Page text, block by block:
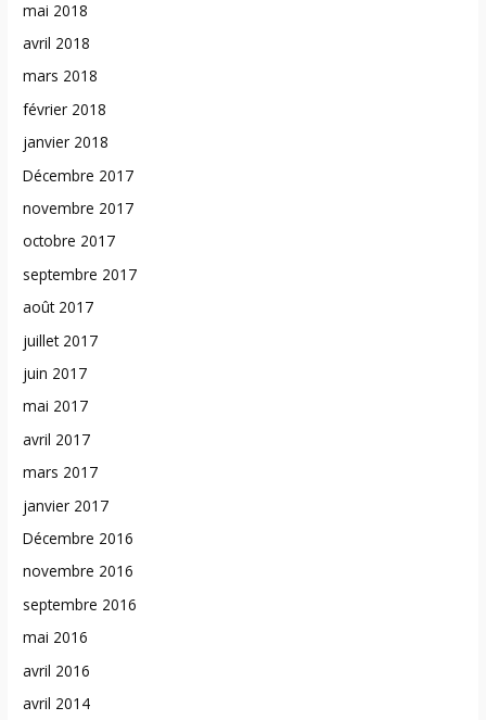
mai 2018
avril 2018
mars 2018
février 2018
janvier 2018
Décembre 2017
novembre 2017
octobre 2017
septembre 2017
août 2017
juillet 2017
juin 2017
mai 2017
avril 2017
mars 2017
janvier 2017
Décembre 2016
novembre 2016
septembre 2016
mai 2016
avril 2016
avril 2014